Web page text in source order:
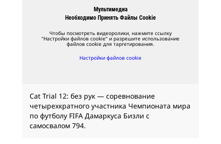
Мультимедиа
Необходимо Принять Файлы Cookie
Чтобы посмотреть видеоролики, нажмите ссылку
"Настройки файлов cookie" и разрешите использование
файлов cookie для таргетирования.
Настройки файлов cookie
Cat Trial 12: без рук — соревнование
четырехкратного участника Чемпионата мира
по футболу FIFA Дамаркуса Бизли с
самосвалом 794.